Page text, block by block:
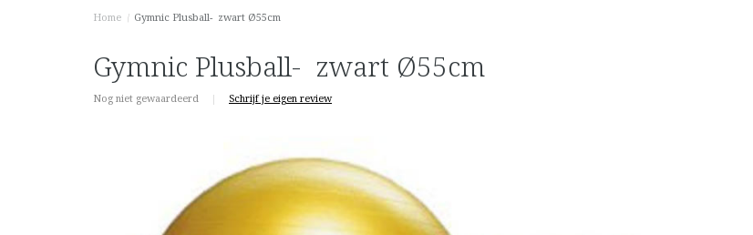
Home / Gymnic Plusball- zwart Ø55cm
Gymnic Plusball- zwart Ø55cm
Nog niet gewaardeerd | Schrijf je eigen review